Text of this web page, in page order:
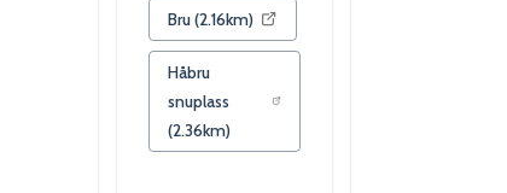
Bru(2.16km)
Håbru
snuplass
(2.36km)